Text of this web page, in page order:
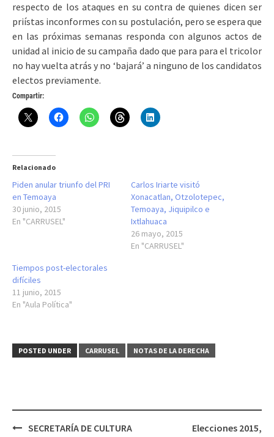
respecto de los ataques en su contra de quienes dicen ser
priístas inconformes con su postulación, pero se espera que
en las próximas semanas responda con algunos actos de
unidad al inicio de su campaña dado que para para el tricolor
no hay vuelta atrás y no ‘bajará’ a ninguno de los candidatos
electos previamente.
Compartir:
Relacionado
Piden anular triunfo del PRI
en Temoaya
30 junio, 2015
En "CARRUSEL"
Carlos Iriarte visitó
Xonacatlan, Otzolotepec,
Temoaya, Jiquipilco e
Ixtlahuaca
26 mayo, 2015
En "CARRUSEL"
Tiempos post-electorales
difíciles
11 junio, 2015
En "Aula Política"
POSTED UNDER CARRUSEL NOTAS DE LA DERECHA
PostSECRETARÍA DE CULTURA
Elecciones 2015,